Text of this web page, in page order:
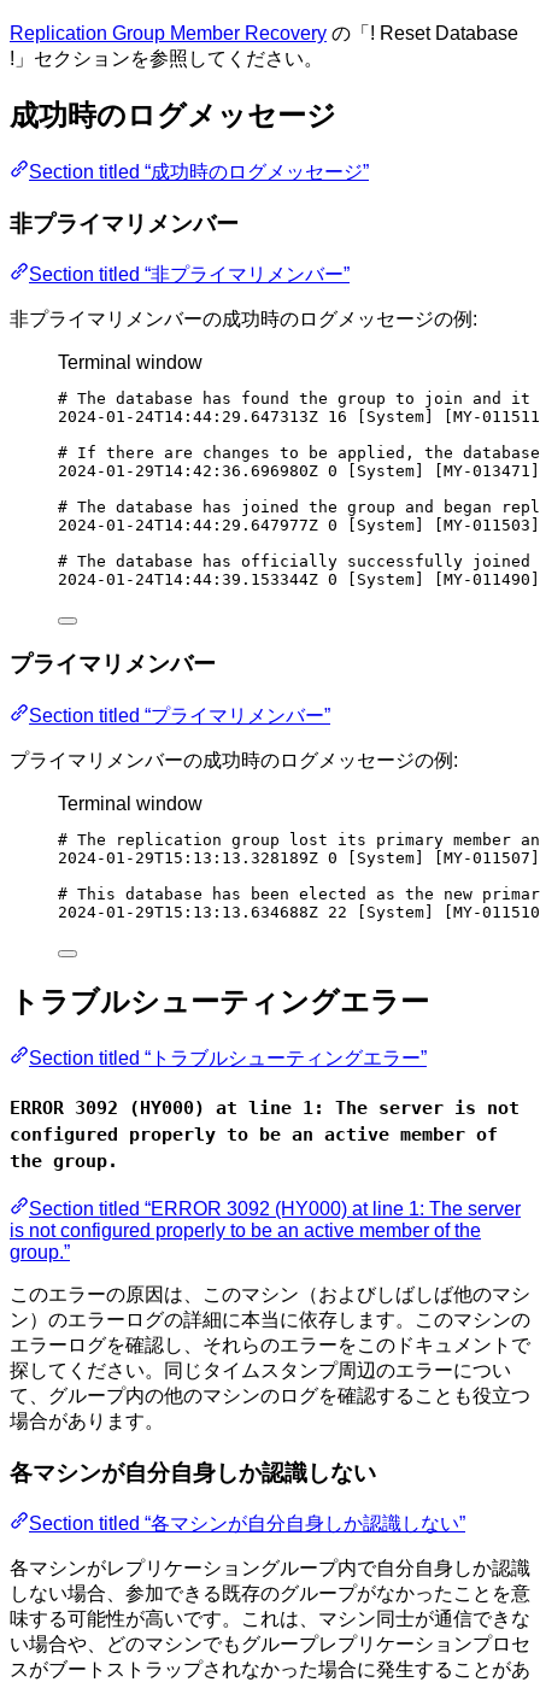
Replication Group Member Recovery の「! Reset Database
!」セクションを参照してください。
成功時のログメッセージ
Section titled “成功時のログメッセージ”
非プライマリメンバー
Section titled “非プライマリメンバー”
非プライマリメンバーの成功時のログメッセージの例:
Terminal window
# The database has found the group to join and it
2024-01-24T14:44:29.647313Z 16 [System] [MY-
# If there are changes to be applied, the
2024-01-29T14:42:36.696980Z 0 [System] [MY-
# The database has joined the group and began
2024-01-24T14:44:29.647977Z 0 [System] [MY-
# The database has officially successfully
2024-01-24T14:44:39.153344Z 0 [System] [MY-
プライマリメンバー
Section titled “プライマリメンバー”
プライマリメンバーの成功時のログメッセージの例:
Terminal window
# The replication group lost its primary member
2024-01-29T15:13:13.328189Z 0 [System] [MY-
# This database has been elected as the new
2024-01-29T15:13:13.634688Z 22 [System] [MY-
トラブルシューティングエラー
Section titled “トラブルシューティングエラー”
ERROR 3092 (HY000) at line 1: The server is not
configured properly to be an active member of
the group.
Section titled “ERROR 3092 (HY000) at line 1: The server
is not configured properly to be an active member of the
group.”
このエラーの原因は、このマシン（およびしばしば他のマシ
ン）のエラーログの詳細に本当に依存します。このマシンの
エラーログを確認し、それらのエラーをこのドキュメントで
探してください。同じタイムスタンプ周辺のエラーについ
て、グループ内の他のマシンのログを確認することも役立つ
場合があります。
各マシンが自分自身しか認識しない
Section titled “各マシンが自分自身しか認識しない”
各マシンがレプリケーショングループ内で自分自身しか認識
しない場合、参加できる既存のグループがなかったことを意
味する可能性が高いです。これは、マシン同士が通信できな
い場合や、どのマシンでもグループレプリケーションプロセ
スがブートストラップされなかった場合に発生することがあ